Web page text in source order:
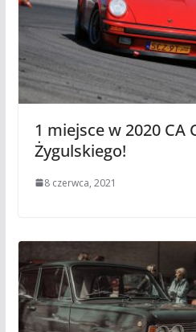
1 miejsce w 2020 CA
Żygulskiego!
8 czerwca, 2021